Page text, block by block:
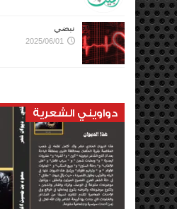
نبضي
2025/06/01
دواويني الشعرية